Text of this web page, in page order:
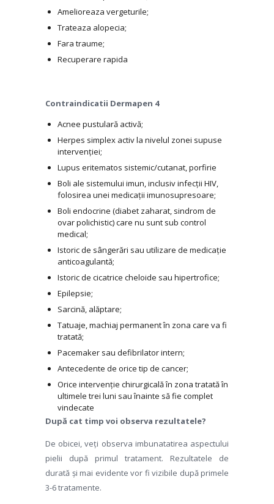
Amelioreaza vergeturile;
Trateaza alopecia;
Fara traume;
Recuperare rapida
Contraindicatii Dermapen 4
Acnee pustulară activă;
Herpes simplex activ la nivelul zonei supuse
intervenției;
Lupus eritematos sistemic/cutanat, porfirie
Boli ale sistemului imun, inclusiv infecții HIV,
folosirea unei medicații imunosupresoare;
Boli endocrine (diabet zaharat, sindrom de
ovar polichistic) care nu sunt sub control
medical;
Istoric de sângerări sau utilizare de medicație
anticoagulantă;
Istoric de cicatrice cheloide sau hipertrofice;
Epilepsie;
Sarcină, alăptare;
Tatuaje, machiaj permanent în zona care va fi
tratată;
Pacemaker sau defibrilator intern;
Antecedente de orice tip de cancer;
Orice intervenție chirurgicală în zona tratată în
ultimele trei luni sau înainte să fie complet
vindecate
După cat timp voi observa rezultatele?
De obicei, veți observa imbunatatirea aspectului
pielii după primul tratament. Rezultatele de
durată și mai evidente vor fi vizibile după primele
3-6 tratamente.